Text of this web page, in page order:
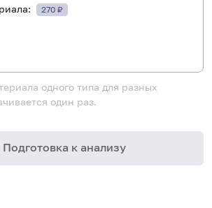
270 ₽
одного типа для разных
один раз.
Подготовка к анализу